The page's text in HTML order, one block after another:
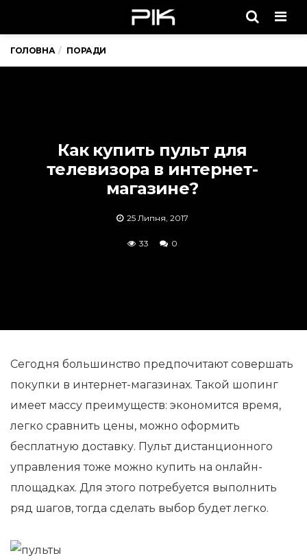
ГОЛОВНА ПОРАДИ
Как купить пульт для
телевизора в интернет-
магазине?
25 Липня, 2017
33 0
Сегодня большинство предпочитают совершать
покупки в интернет-магазинах. Такой шопинг
имеет массу преимуществ: экономится время,
легко сравнить цены, можно оформить
бесплатную доставку. Пульт дистанционного
управления тоже можно купить на онлайн-
площадках. Для этого потребуется выполнить
ряд шагов, тогда сделать выбор будет легко.